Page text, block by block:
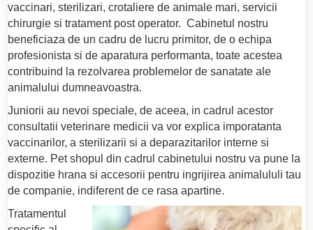
vaccinari, sterilizari, crotaliere de animale mari, servicii
chirurgie si tratament post operator. Cabinetul nostru
beneficiaza de un cadru de lucru primitor, de o echipa
profesionista si de aparatura performanta, toate acestea
contribuind la rezolvarea problemelor de sanatate ale
animalului dumneavoastra.
Juniorii au nevoi speciale, de aceea, in cadrul acestor
consultatii veterinare medicii va vor explica imporatanta
vaccinarilor, a sterilizarii si a deparazitarilor interne si
externe. Pet shopul din cadrul cabinetului nostru va pune la
dispozitie hrana si accesorii pentru ingrijirea animalululi tau
de companie, indiferent de ce rasa apartine.
Tratamentul